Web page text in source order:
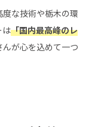
な技術や栃木の環
は「国内最高峰のレ
が心を込めて一つ